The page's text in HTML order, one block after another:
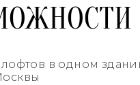
лофтов в одном